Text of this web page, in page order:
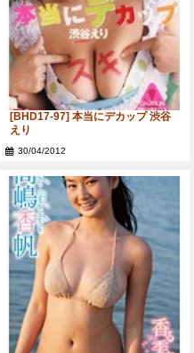
[BHD17-97] 本当にデカップ 渋谷
えり
30/04/2012